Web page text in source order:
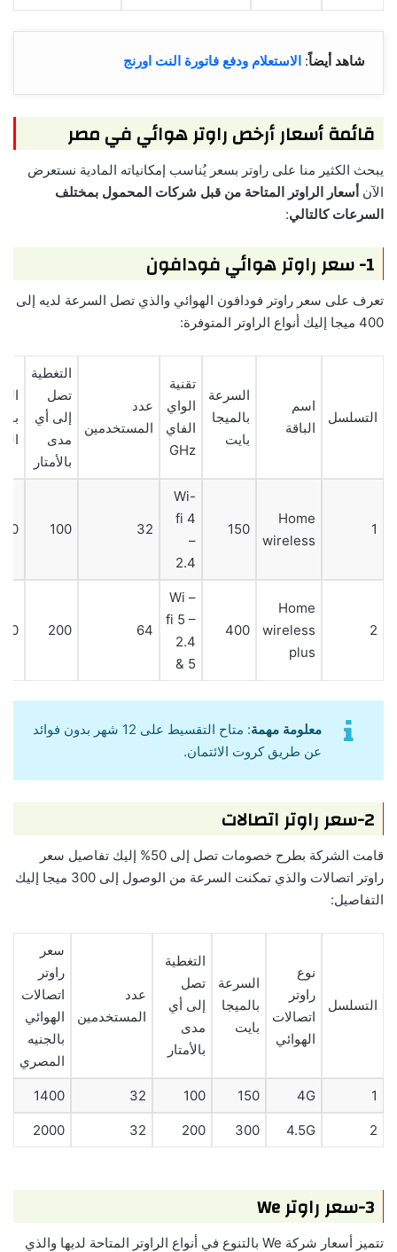
شاهد أيضاً: الاستعلام ودفع فاتورة النت اورنج
قائمة أسعار أرخص راوتر هوائي في مصر
يبحث الكثير منا على راوتر بسعر يُناسب إمكانياته المادية نستعرض
الآن أسعار الراوتر المتاحة من قبل شركات المحمول بمختلف
السرعات كالتالي:
1- سعر راوتر هوائي فودافون
تعرف على سعر راوتر فودافون الهوائي والذي تصل السرعة لديه إلى
400 ميجا إليك أنواع الراوتر المتوفرة:
التسلسل
اسم
الباقة
السرعة
بالميجا
بايت
تقنية
الواي
الفاي
GHz
عدد
المستخدمين
التغطية
تصل
إلى أي
مدى
بالأمتار
1
Home
wireless
150
Wi-
fi 4
–
2.4
32
100
2
Home
wireless
plus
400
Wi –
fi 5 –
2.4
& 5
64
200
معلومة مهمة
: متاح التقسيط على 12 شهر بدون فوائد
عن طريق كروت الائتمان.
2-سعر راوتر اتصالات
قامت الشركة بطرح خصومات تصل إلى 50% إليك تفاصيل سعر
راوتر اتصالات والذي تمكنت السرعة من الوصول إلى 300 ميجا إليك
التفاصيل:
التسلسل
نوع
راوتر
اتصالات
الهوائي
السرعة
بالميجا
بايت
التغطية
تصل
إلى أي
مدى
بالأمتار
عدد
المستخدمين
سعر
راوتر
اتصالات
الهوائي
بالجنيه
المصري
1
4G
150
100
32
1400
2
4.5G
300
200
32
2000
3-سعر راوتر We
تتميز أسعار شركة We بالتنوع في أنواع الراوتر المتاحة لديها والذي